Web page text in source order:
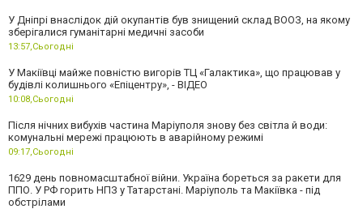
У Дніпрі внаслідок дій окупантів був знищений склад ВООЗ, на якому
зберігалися гуманітарні медичні засоби
13:57,Сьогодні
У Макіївці майже повністю вигорів ТЦ «Галактика», що працював у
будівлі колишнього «Епіцентру», - ВІДЕО
10:08,Сьогодні
Після нічних вибухів частина Маріуполя знову без світла й води:
комунальні мережі працюють в аварійному режимі
09:17,Сьогодні
1629 день повномасштабної війни. Україна бореться за ракети для
ППО. У РФ горить НПЗ у Татарстані. Маріуполь та Макіївка - під
обстрілами